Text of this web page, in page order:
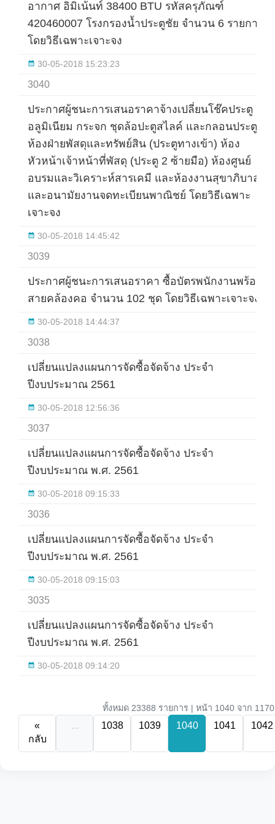
อากาศ อิมิเน้นท์ 38400 BTU รหัสครุภัณฑ์
420460007 โรงกรองน้ำประตูชัย จำนวน 6 รายการ
โดยวิธีเฉพาะเจาะจง
30-05-2018 15:23:23
3040
ประกาศผู้ชนะการเสนอราคาจ้างเปลี่ยนโช๊คประตู
อลูมิเนียม กระจก ชุดล้อปะตูสไลค์ และกลอนประตู
ห้องฝ่ายพัสดุและทรัพย์สิน (ประตูทางเข้า) ห้อง
หัวหน้าเจ้าหน้าที่พัสดุ (ประตู 2 ซ้ายมือ) ห้องศูนย์
อบรมและวิเคราะห์สารเคมี และห้องงานสุขาภิบาล
และอนามัยงานจดทะเบียนพาณิชย์ โดยวิธีเฉพาะ
เจาะจง
30-05-2018 14:45:42
3039
ประกาศผู้ชนะการเสนอราคา ซื้อบัตรพนักงานพร้อม
สายคล้องคอ จำนวน 102 ชุด โดยวิธีเฉพาะเจาะจง
30-05-2018 14:44:37
3038
เปลี่ยนแปลงแผนการจัดซื้อจัดจ้าง ประจำ
ปีงบประมาณ 2561
30-05-2018 12:56:36
3037
เปลี่ยนแปลงแผนการจัดซื้อจัดจ้าง ประจำ
ปีงบประมาณ พ.ศ. 2561
30-05-2018 09:15:33
3036
เปลี่ยนแปลงแผนการจัดซื้อจัดจ้าง ประจำ
ปีงบประมาณ พ.ศ. 2561
30-05-2018 09:15:03
3035
เปลี่ยนแปลงแผนการจัดซื้อจัดจ้าง ประจำ
ปีงบประมาณ พ.ศ. 2561
30-05-2018 09:14:20
ทั้งหมด 23388 รายการ | หน้า 1040 จาก 1170
«
กลับ
... 1038 1039 1040 1041 1042